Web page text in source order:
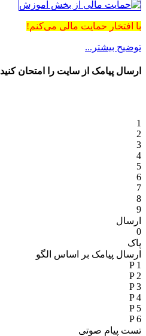
با افتخار حمایت مالی می‌کنم!
توضیح بیشتر...
ارسال پیامک از سایت را امتحان کنید
1
2
3
4
5
6
7
8
9
ارسال
0
پاک
ارسال پیامک بر اساس الگو
P 1
P 2
P 3
P 4
P 5
P 6
تست پیام صوتی